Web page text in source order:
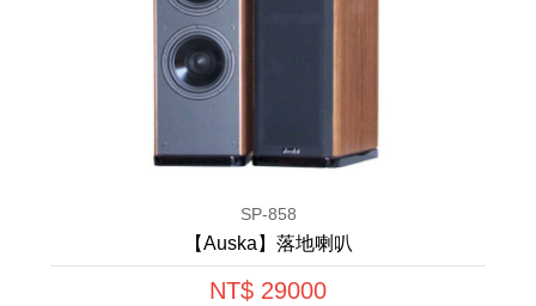
SP-858
【Auska】落地喇叭
NT$ 29000